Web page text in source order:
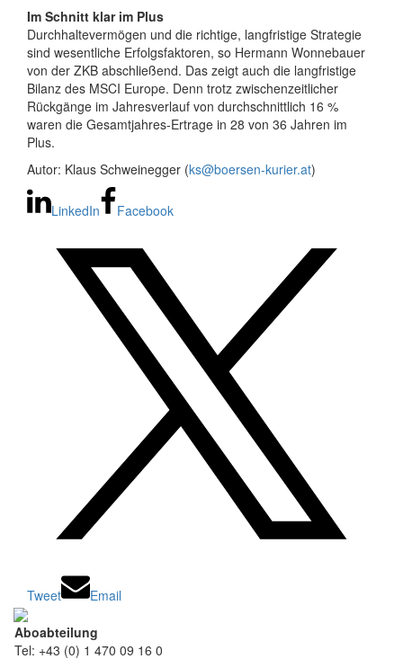
Im Schnitt klar im Plus
Durchhaltevermögen und die richtige, langfristige Strategie
sind wesentliche Erfolgsfaktoren, so Hermann Wonnebauer
von der ZKB abschließend. Das zeigt auch die langfristige
Bilanz des MSCI Europe. Denn trotz zwischenzeitlicher
Rückgänge im Jahresverlauf von durchschnittlich 16 %
waren die Gesamtjahres-Ertrage in 28 von 36 Jahren im
Plus.
Autor: Klaus Schweinegger (ks@boersen-kurier.at)
LinkedIn Facebook
Tweet Email
Aboabteilung
Tel: +43 (0) 1 470 09 16 0